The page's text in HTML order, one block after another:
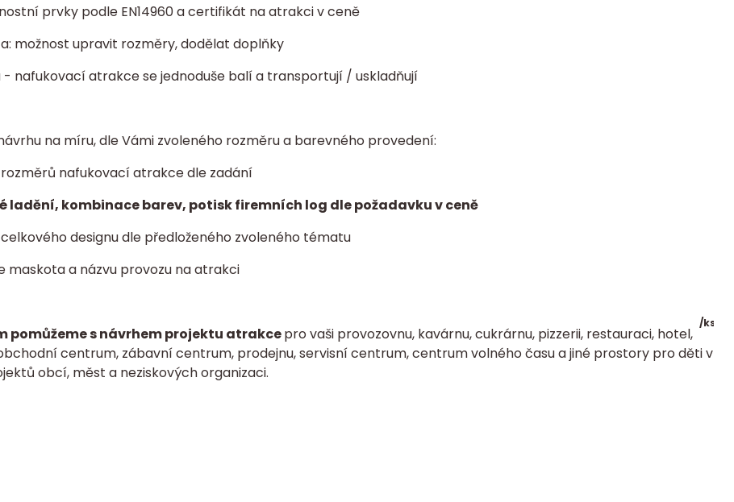
/ks
prvky podle EN14960 a certifikát na atrakci v ceně
možnost upravit rozměry, dodělat doplňky
nafukovací atrakce se jednoduše balí a transportují / uskladňují
na míru, dle Vámi zvoleného rozměru a barevného provedení:
nafukovací atrakce dle zadání
ladění, kombinace barev, potisk firemních log dle požadavku v ceně
designu dle předloženého zvoleného tématu
maskota a názvu provozu na atrakci
pomůžeme s návrhem projektu atrakcepro vaši provozovnu, kavárnu, cukrárnu, pizzerii, restauraci, hotel,
centrum, zábavní centrum, prodejnu, servisní centrum, centrum volného času a jiné prostory pro děti v
obcí, měst a neziskových organizaci.